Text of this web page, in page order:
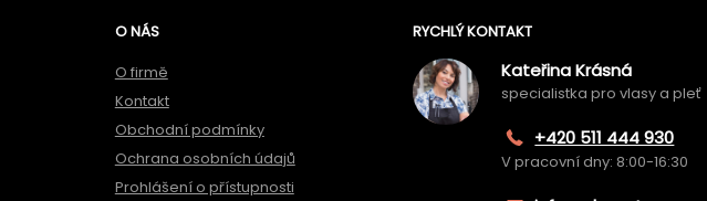
O NÁS
O firmě
Kontakt
Obchodní podmínky
Ochrana osobních údajů
Prohlášení o přístupnosti
RYCHLÝ KONTAKT
Kateřina Krásná
specialistka pro vlasy a pleť
+420 511 444 930
V pracovní dny: 8:00-16:30